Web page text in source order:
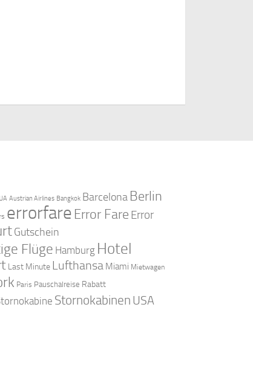
Austrian Airlines Bangkok Barcelona Berlin
errorfare Error Fare Error
Gutschein
Flüge Hamburg Hotel
Last Minute Lufthansa Miami Mietwagen
Paris Pauschalreise Rabatt
Stornokabinen USA